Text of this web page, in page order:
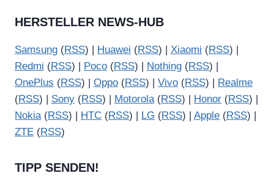
HERSTELLER NEWS-HUB
Samsung (RSS) | Huawei (RSS) | Xiaomi (RSS) |
Redmi (RSS) | Poco (RSS) | Nothing (RSS) |
OnePlus (RSS) | Oppo (RSS) | Vivo (RSS) |
Realme
(RSS) | Sony (RSS) | Motorola(RSS) | Honor (RSS) |
Nokia(RSS) | HTC (RSS) | LG (RSS) | Apple (RSS) |
ZTE (RSS)
TIPP SENDEN!